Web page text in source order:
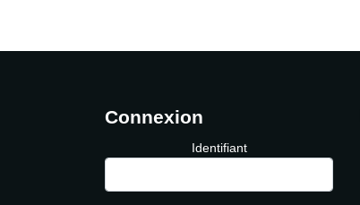
Connexion
Identifiant